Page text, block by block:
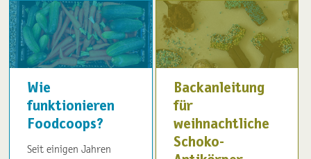
Wie
funktionieren
Foodcoops?
Seit einigen Jahren
Backanleitung
für
weihnachtliche
Schoko-